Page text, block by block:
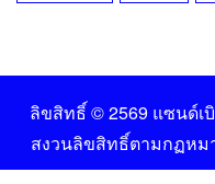
ลิขสิทธิ์ © 2569 แซนด์เ
สงวนลิขสิทธิ์ตามกฏหม